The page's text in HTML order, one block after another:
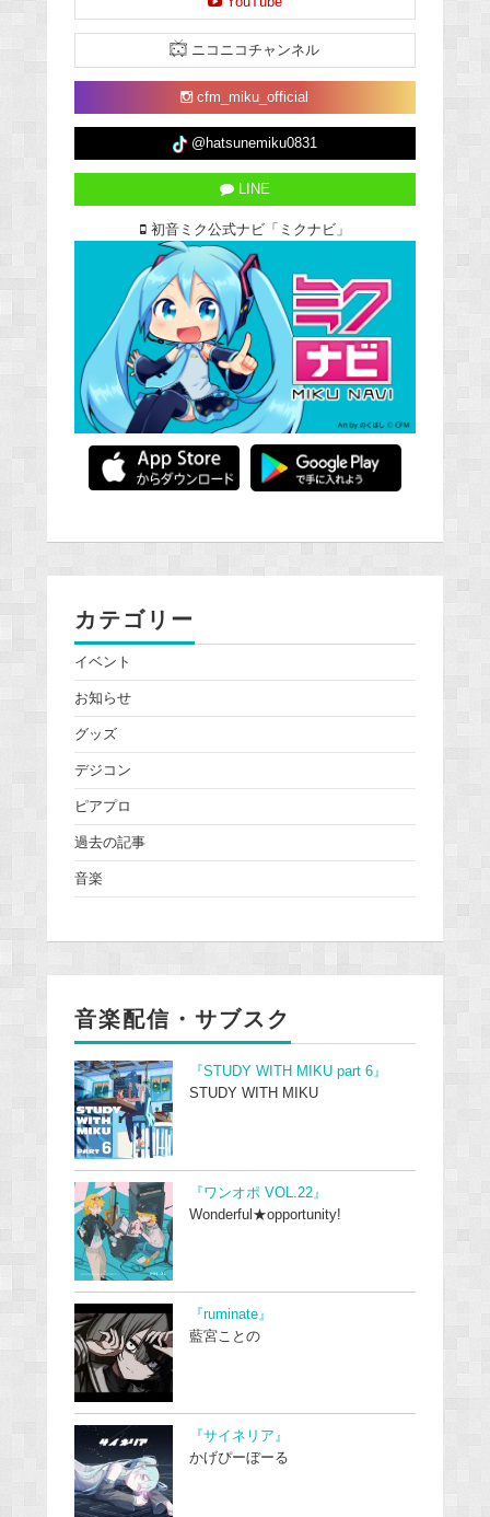
ニコニコチャンネル
cfm_miku_official
@hatsunemiku0831
LINE
初音ミク公式ナビ「ミクナビ」
カテゴリー
イベント
お知らせ
グッズ
デジコン
ピアプロ
過去の記事
音楽
音楽配信・サブスク
『STUDY WITH MIKU part 6』
STUDY WITH MIKU
『ワンオポ VOL.22』
Wonderful★opportunity!
『ruminate』
藍宮ことの
『サイネリア』
かげぴーぼーる